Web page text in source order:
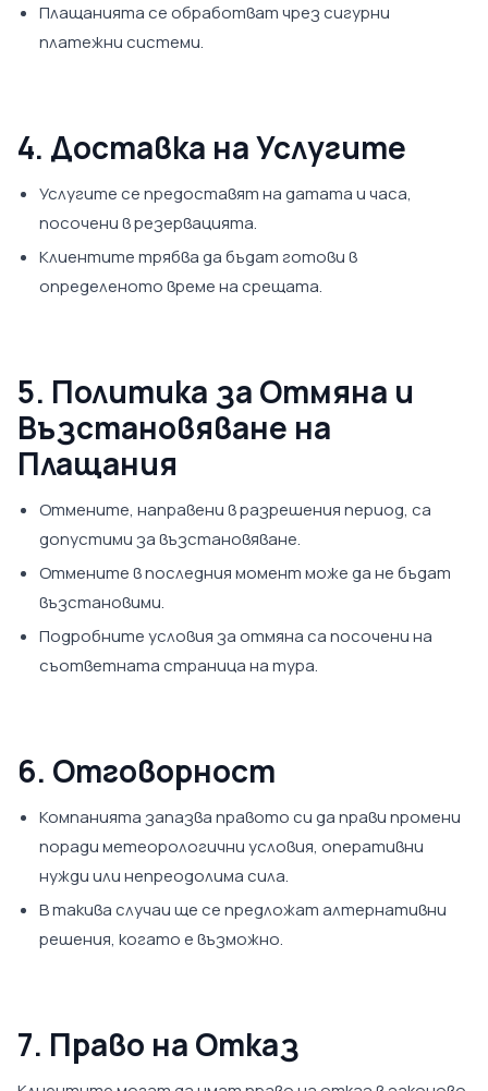
Плащанията се обработват чрез сигурни
платежни системи.
4. Доставка на Услугите
Услугите се предоставят на датата и часа,
посочени в резервацията.
Клиентите трябва да бъдат готови в
определеното време на срещата.
5. Политика за Отмяна и
Възстановяване на
Плащания
Отмените, направени в разрешения период, са
допустими за възстановяване.
Отмените в последния момент може да не бъдат
възстановими.
Подробните условия за отмяна са посочени на
съответната страница на тура.
6. Отговорност
Компанията запазва правото си да прави промени
поради метеорологични условия, оперативни
нужди или непреодолима сила.
В такива случаи ще се предложат алтернативни
решения, когато е възможно.
7. Право на Отказ